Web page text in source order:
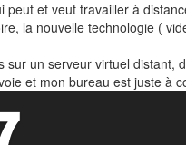
et veut travailler à
la nouvelle technologie (
un serveur virtuel distant,
et mon bureau est juste à